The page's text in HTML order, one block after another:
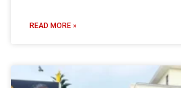
READ MORE »